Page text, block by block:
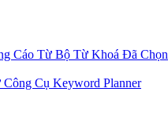
Cáo Từ Bộ Từ Khoá Đã Chọn
Cụ Keyword Planner